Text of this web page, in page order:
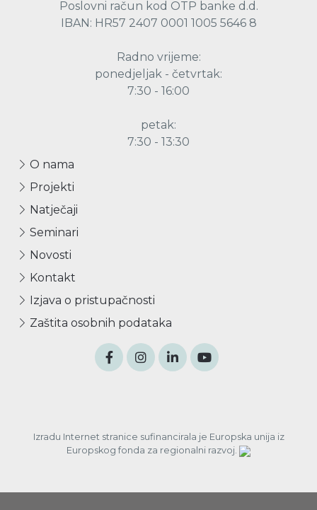
Poslovni račun kod OTP banke d.d.
IBAN: HR57 2407 0001 1005 5646 8
Radno vrijeme:
ponedjeljak - četvrtak:
7:30 - 16:00
petak:
7:30 - 13:30
O nama
Projekti
Natječaji
Seminari
Novosti
Kontakt
Izjava o pristupačnosti
Zaštita osobnih podataka
Izradu Internet stranice sufinancirala je Europska unija iz
Europskog fonda za regionalni razvoj.